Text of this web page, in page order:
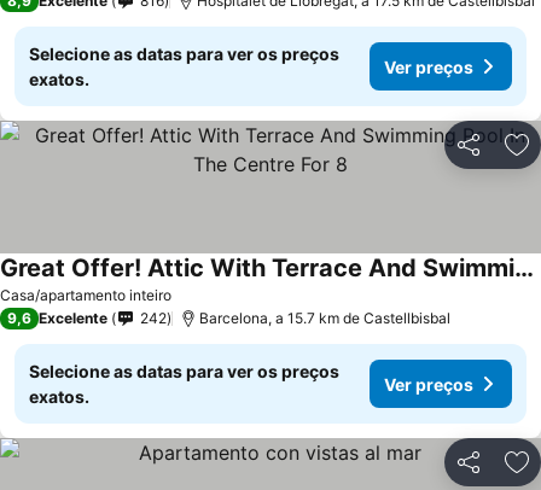
Selecione as datas para ver os preços
exatos.
Ver preços
Partilhar
Casa/apartamento inteiro
Great Offer! Attic With Terrace And Swimming Pool In The Centre For 8
9,6 Excelente 242 Barcelona, a 15.7 km de Castellbisbal
Selecione as datas para ver os preços
exatos.
Ver preços
Partilhar